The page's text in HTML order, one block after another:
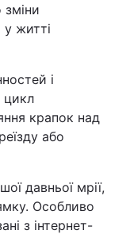
житті
і
цикл
крапок над
або
давньої мрії,
Особливо
з інтернет-